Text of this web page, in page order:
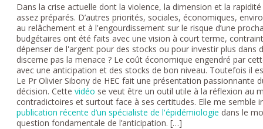
Dans la crise actuelle dont la violence, la dimension et la
assez préparés. D’autres priorités, sociales, économiques,
au relâchement et à l'engourdissement sur le risque d’une
budgétaires ont été faits avec une vision à court terme,
dépenser de l'argent pour des stocks ou pour investir plus dans
discerne pas la menace ? Le coût économique engendré par
avec une anticipation et des stocks de bon niveau. Toutefois il
Le Pr Olivier Sibony de HEC fait une présentation passionnante
décision. Cettevidéo se veut être un outil utile à la réflexion au
contradictoires et surtout face à ses certitudes. Elle me semble
publication récente d’un spécialiste de l'épidémiologie dans le
question fondamentale de l’anticipation. […]